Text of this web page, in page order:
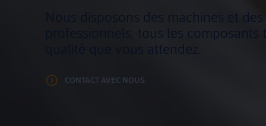
Nous disposons des machines et
professionnels, tous les
qualité que vous attendez.
CONTACT AVEC NOUS